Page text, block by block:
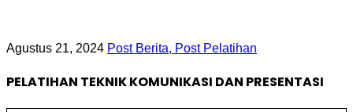
Agustus 21, 2024 Post Berita, Post Pelatihan
PELATIHAN TEKNIK KOMUNIKASI DAN PRESENTASI